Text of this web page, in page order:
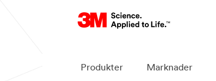
Produkter Marknader